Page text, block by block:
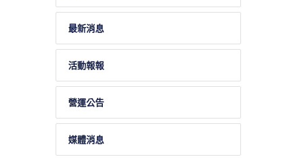
最新消息
活動報報
營運公告
媒體消息